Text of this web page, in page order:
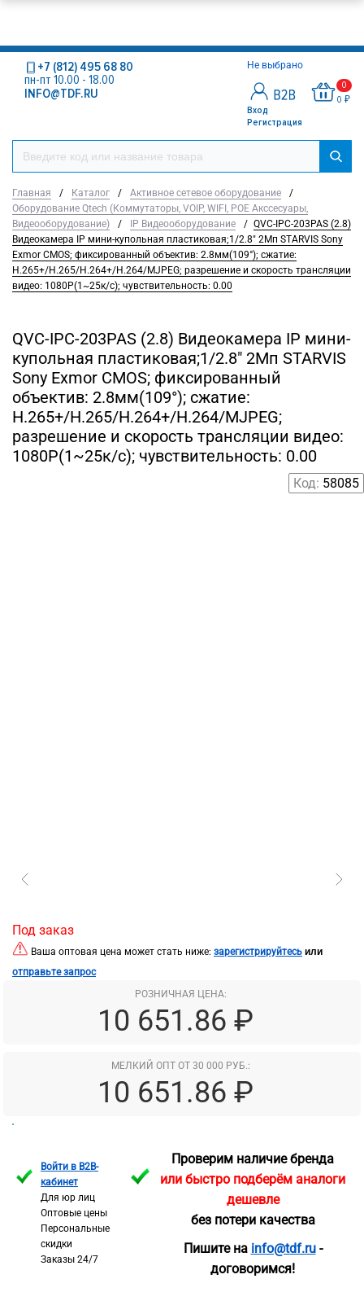
Не выбрано
Вход
Регистрация
0
0 ₽
+7 (812) 495 68 80
пн-пт 10.00 - 18.00
INFO@TDF.RU
Главная / Каталог / Активное сетевое оборудование
/
Оборудование Qtech (Коммутаторы, VOIP, WIFI, POE Акссесуары,
Видеооборудование)
/ IP Видеооборудование / QVC-IPC-203PAS (2.8)
Видеокамера IP мини-купольная пластиковая;1/2.8" 2Mп STARVIS Sony
Exmor CMOS; фиксированный объектив: 2.8мм(109°); сжатие:
H.265+/H.265/H.264+/H.264/MJPEG; разрешение и скорость трансляции
видео: 1080P(1~25к/c); чувствительность: 0.00
QVC-IPC-203PAS (2.8) Видеокамера IP мини-
купольная пластиковая;1/2.8" 2Mп STARVIS
Sony Exmor CMOS; фиксированный
объектив: 2.8мм(109°); сжатие:
H.265+/H.265/H.264+/H.264/MJPEG;
разрешение и скорость трансляции видео:
1080P(1~25к/c); чувствительность: 0.00
Код: 58085
Под заказ
Ваша оптовая цена может стать ниже: зарегистрируйтесь или
отправьте запрос
РОЗНИЧНАЯ ЦЕНА:
10 651.86 ₽
МЕЛКИЙ ОПТ ОТ 30 000 РУБ.:
10 651.86 ₽
Войти в B2B-
кабинет
Для юр лиц
Оптовые цены
Персональные
скидки
Заказы 24/7
Проверим наличие бренда
или быстро подберём аналоги
дешевле
без потери качества
Пишите на info@tdf.ru-
договоримся!